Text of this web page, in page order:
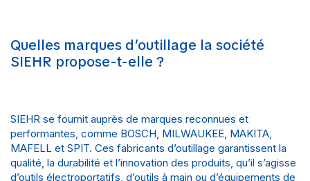
Quelles marques d’outillage la société
SIEHR propose-t-elle ?
SIEHR se fournit auprès de marques reconnues et
performantes, comme BOSCH, MILWAUKEE, MAKITA,
MAFELL et SPIT. Ces fabricants d’outillage garantissent la
qualité, la durabilité et l’innovation des produits, qu’il s’agisse
d’outils électroportatifs, d’outils à main ou d’équipements de